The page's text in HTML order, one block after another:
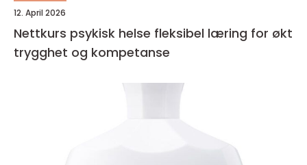
12. April 2026
Nettkurs psykisk helse fleksibel læring for økt
trygghet og kompetanse